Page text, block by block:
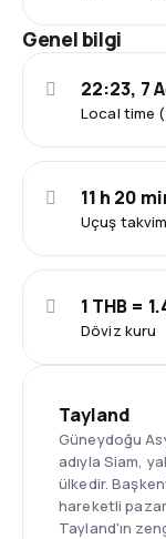
Genel bilgi
Local time
22:23, 7
Uçuş
11 h 20
Döviz kuru
1 THB =
Tayland
Güneydoğu
adıyla Siam,
ülkedir.
hareketli
Tayland'ın